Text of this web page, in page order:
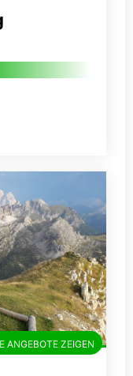
ANGEBOTE ZEIGEN